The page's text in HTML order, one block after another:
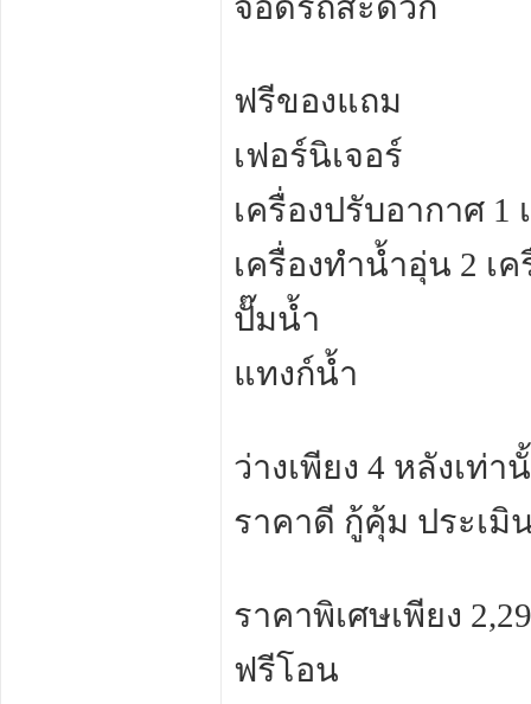
ฟรีของแถม
เฟอร์นิเจอร์
เครื่องปรับอากาศ 1
เครื่องทำน้ำอุ่น 2 เค
ปั๊มน้ำ
แทงก์น้ำ
ว่างเพียง 4 หลังเท่า
ราคาดี กู้คุ้ม ประเมิ
ราคาพิเศษเพียง
ฟรีโอน